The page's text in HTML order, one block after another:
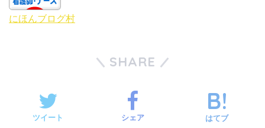
にほんブログ村
SHARE
ツイート シェア はてブ